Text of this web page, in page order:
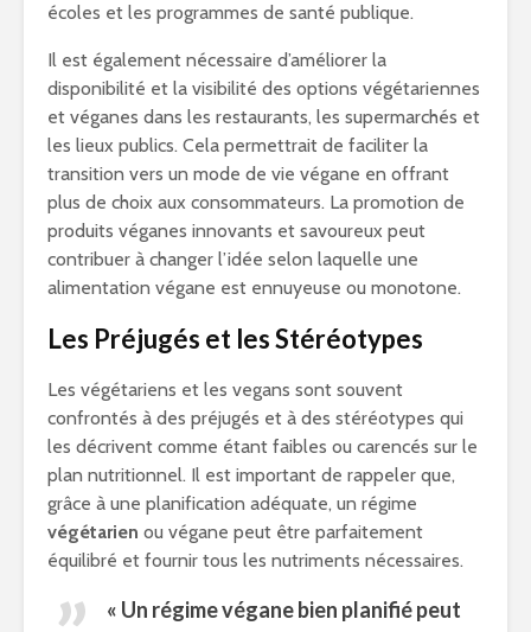
écoles et les programmes de santé publique.
Il est également nécessaire d’améliorer la
disponibilité et la visibilité des options végétariennes
et véganes dans les restaurants, les supermarchés et
les lieux publics. Cela permettrait de faciliter la
transition vers un mode de vie végane en offrant
plus de choix aux consommateurs. La promotion de
produits véganes innovants et savoureux peut
contribuer à changer l’idée selon laquelle une
alimentation végane est ennuyeuse ou monotone.
Les Préjugés et les Stéréotypes
Les végétariens et les vegans sont souvent
confrontés à des préjugés et à des stéréotypes qui
les décrivent comme étant faibles ou carencés sur le
plan nutritionnel. Il est important de rappeler que,
grâce à une planification adéquate, un régime
végétarien ou végane peut être parfaitement
équilibré et fournir tous les nutriments nécessaires.
« Un régime végane bien planifié peut